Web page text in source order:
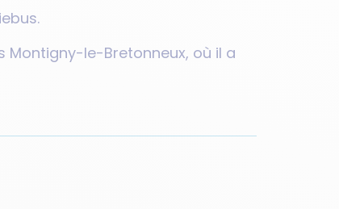
Montigny-le-Bretonneux, où il a